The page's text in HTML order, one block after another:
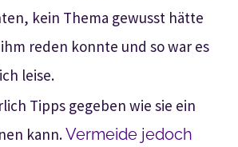
kein Thema gewusst hätte
reden konnte und so war es
leise.
Tipps gegeben wie sie ein
kann.Vermeide jedoch